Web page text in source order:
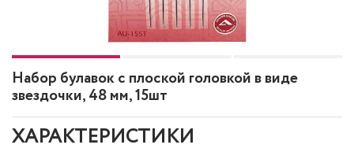
Набор булавок с плоской головкой в виде
звездочки, 48 мм, 15шт
ХАРАКТЕРИСТИКИ